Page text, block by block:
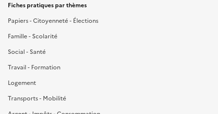
Fiches pratiques par thèmes
Papiers - Citoyenneté - Élections
Famille - Scolarité
Social - Santé
Travail - Formation
Logement
Transports - Mobilité